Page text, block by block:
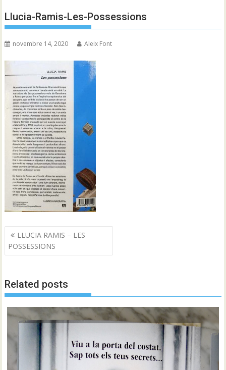
Llucia-Ramis-Les-Possessions
novembre 14, 2020 Aleix Font
Navegació
d'entrades
LLUCIA RAMIS – LES
POSSESSIONS
Related posts